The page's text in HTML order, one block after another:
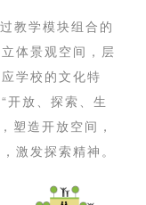
教学模块组合的
体景观空间，层
学校的文化特
开放、探索、生
塑造开放空间，
激发探索精神。